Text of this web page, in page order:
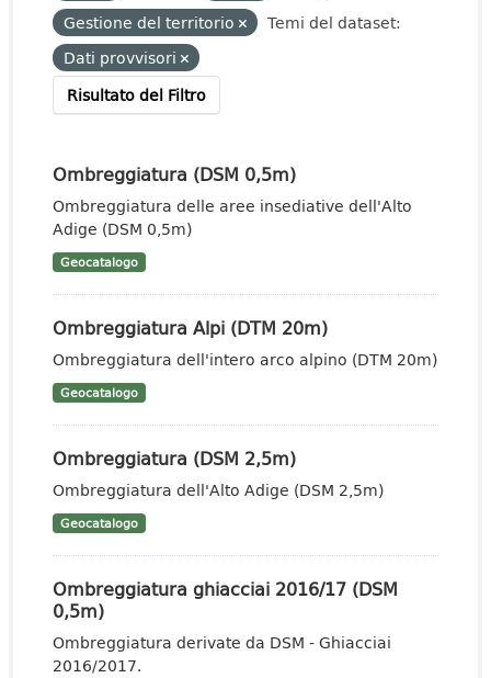
Gestione del territorio
Temi del dataset:
Dati provvisori
Risultato del Filtro
Ombreggiatura (DSM 0,5m)
Ombreggiatura delle aree insediative dell'Alto
Adige (DSM 0,5m)
Geocatalogo
Ombreggiatura Alpi (DTM 20m)
Ombreggiatura dell'intero arco alpino (DTM 20m)
Geocatalogo
Ombreggiatura (DSM 2,5m)
Ombreggiatura dell'Alto Adige (DSM 2,5m)
Geocatalogo
Ombreggiatura ghiacciai 2016/17 (DSM
0,5m)
Ombreggiatura derivate da DSM - Ghiacciai
2016/2017.